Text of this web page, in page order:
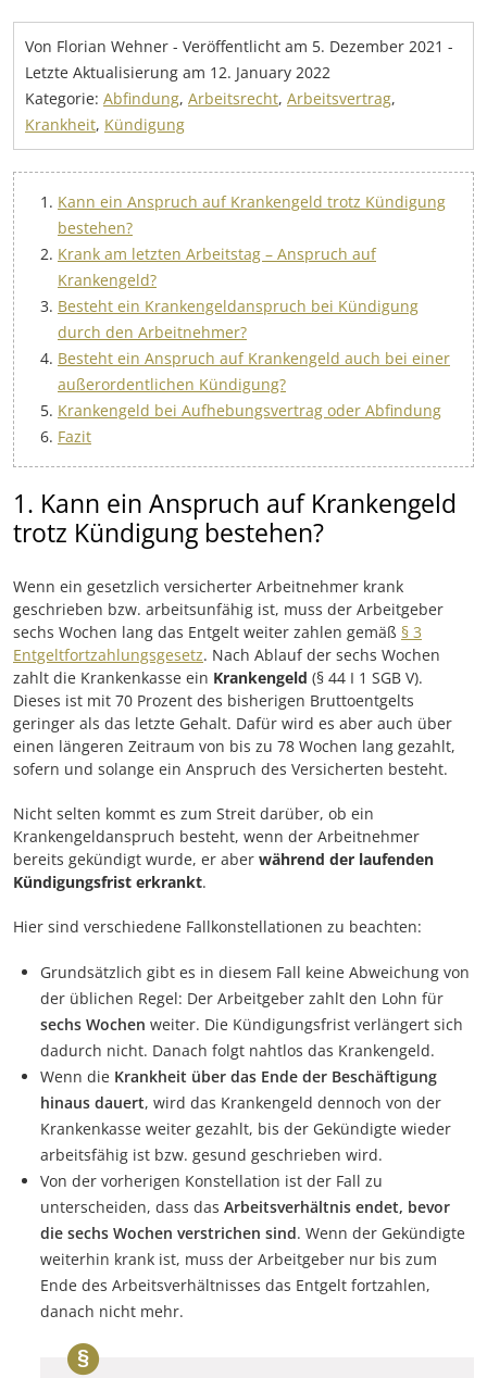
Von Florian Wehner - Veröffentlicht am 5. Dezember 2021 -
Letzte Aktualisierung am 12. January 2022
Kategorie: Abfindung, Arbeitsrecht, Arbeitsvertrag,
Krankheit, Kündigung
Kann ein Anspruch auf Krankengeld trotz Kündigung
bestehen?
Krank am letzten Arbeitstag – Anspruch auf
Krankengeld?
Besteht ein Krankengeldanspruch bei Kündigung
durch den Arbeitnehmer?
Besteht ein Anspruch auf Krankengeld auch bei einer
außerordentlichen Kündigung?
Krankengeld bei Aufhebungsvertrag oder Abfindung
Fazit
1. Kann ein Anspruch auf Krankengeld
trotz Kündigung bestehen?
Wenn ein gesetzlich versicherter Arbeitnehmer krank
geschrieben bzw. arbeitsunfähig ist, muss der Arbeitgeber
sechs Wochen lang das Entgelt weiter zahlen gemäß § 3
Entgeltfortzahlungsgesetz. Nach Ablauf der sechs Wochen
zahlt die Krankenkasse ein Krankengeld (§ 44 I 1 SGB V).
Dieses ist mit 70 Prozent des bisherigen Bruttoentgelts
geringer als das letzte Gehalt. Dafür wird es aber auch über
einen längeren Zeitraum von bis zu 78 Wochen lang gezahlt,
sofern und solange ein Anspruch des Versicherten besteht.
Nicht selten kommt es zum Streit darüber, ob ein
Krankengeldanspruch besteht, wenn der Arbeitnehmer
bereits gekündigt wurde, er aber während der laufenden
Kündigungsfrist erkrankt.
Hier sind verschiedene Fallkonstellationen zu beachten:
Grundsätzlich gibt es in diesem Fall keine Abweichung von
der üblichen Regel: Der Arbeitgeber zahlt den Lohn für
sechs Wochen weiter. Die Kündigungsfrist verlängert sich
dadurch nicht. Danach folgt nahtlos das Krankengeld.
Wenn die Krankheit über das Ende der Beschäftigung
hinaus dauert, wird das Krankengeld dennoch von der
Krankenkasse weiter gezahlt, bis der Gekündigte wieder
arbeitsfähig ist bzw. gesund geschrieben wird.
Von der vorherigen Konstellation ist der Fall zu
unterscheiden, dass das Arbeitsverhältnis endet, bevor
die sechs Wochen verstrichen sind. Wenn der Gekündigte
weiterhin krank ist, muss der Arbeitgeber nur bis zum
Ende des Arbeitsverhältnisses das Entgelt fortzahlen,
danach nicht mehr.